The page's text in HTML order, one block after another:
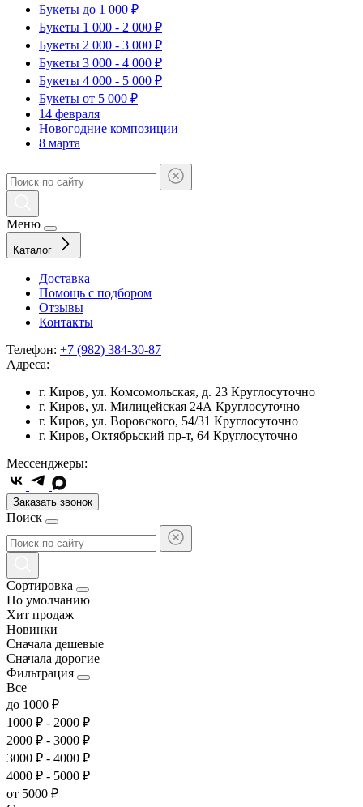
Букеты до 1 000 ₽
Букеты 1 000 - 2 000 ₽
Букеты 2 000 - 3 000 ₽
Букеты 3 000 - 4 000 ₽
Букеты 4 000 - 5 000 ₽
Букеты от 5 000 ₽
14 февраля
Новогодние композиции
8 марта
Меню
Каталог
Доставка
Помощь с подбором
Отзывы
Контакты
Телефон: +7 (982) 384-30-87
Адреса:
г. Киров, ул. Комсомольская, д. 23 Круглосуточно
г. Киров, ул. Милицейская 24А Круглосуточно
г. Киров, ул. Воровского, 54/31 Круглосуточно
г. Киров, Октябрьский пр-т, 64 Круглосуточно
Мессенджеры:
Заказать звонок
Поиск
Сортировка
По умолчанию
Хит продаж
Новинки
Сначала дешевые
Сначала дорогие
Фильтрация
Все
до 1000 ₽
1000 ₽ - 2000 ₽
2000 ₽ - 3000 ₽
3000 ₽ - 4000 ₽
4000 ₽ - 5000 ₽
от 5000 ₽